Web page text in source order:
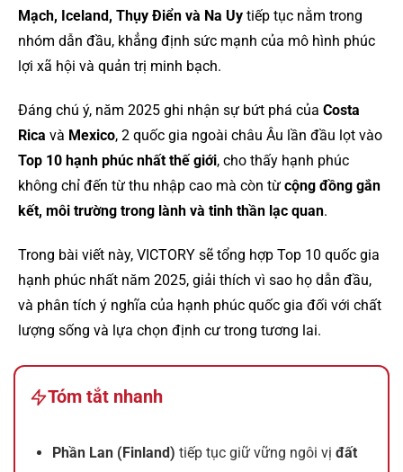
Mạch, Iceland, Thụy Điển và Na Uy tiếp tục nằm trong
nhóm dẫn đầu, khẳng định sức mạnh của mô hình phúc
lợi xã hội và quản trị minh bạch.
Đáng chú ý, năm 2025 ghi nhận sự bứt phá của Costa
Rica và Mexico, 2 quốc gia ngoài châu Âu lần đầu lọt vào
Top 10 hạnh phúc nhất thế giới, cho thấy hạnh phúc
không chỉ đến từ thu nhập cao mà còn từ cộng đồng gắn
kết, môi trường trong lành và tinh thần lạc quan.
Trong bài viết này, VICTORY sẽ tổng hợp Top 10 quốc gia
hạnh phúc nhất năm 2025, giải thích vì sao họ dẫn đầu,
và phân tích ý nghĩa của hạnh phúc quốc gia đối với chất
lượng sống và lựa chọn định cư trong tương lai.
Tóm tắt nhanh
Phần Lan (Finland) tiếp tục giữ vững ngôi vịđất